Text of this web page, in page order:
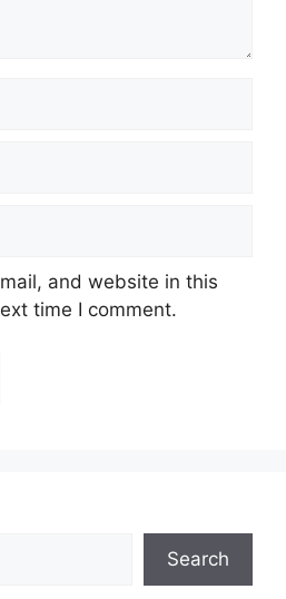
and website in this
time I comment.
Search